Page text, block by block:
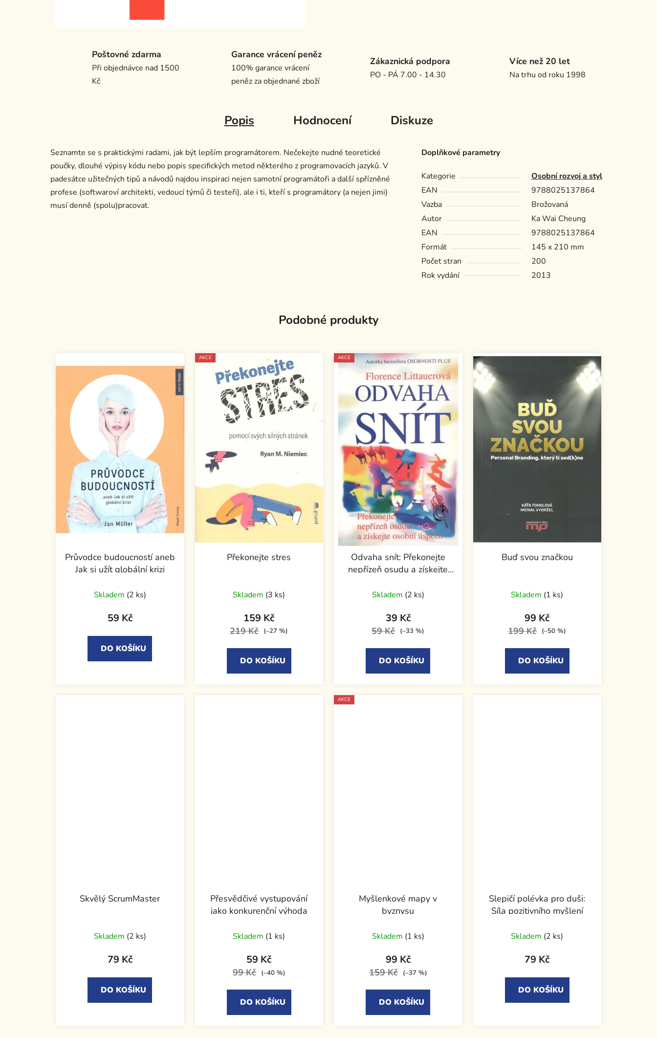
Poštovné zdarma
Při objednávce nad 1500
Kč
Garance vrácení peněz
100% garance vrácení
peněz za objednané zboží
Zákaznická podpora
PO - PÁ 7.00 - 14.30
Více než 20 let
Na trhu od roku 1998
Popis Hodnocení Diskuze
Seznamte se s praktickými radami, jak být lepším programátorem. Nečekejte nudné teoretické
poučky, dlouhé výpisy kódu nebo popis specifických metod některého z programovacích jazyků. V
padesátce užitečných tipů a návodů najdou inspiraci nejen samotní programátoři a další spřízněné
profese (softwaroví architekti, vedoucí týmů či testeři), ale i ti, kteří s programátory (a nejen jimi)
musí denně (spolu)pracovat.
Doplňkové parametry
Kategorie
Osobní rozvoj a styl
EAN
9788025137864
Vazba
Brožovaná
Autor
Ka Wai Cheung
EAN
9788025137864
Formát
145 x 210 mm
Počet stran
200
Rok vydání
2013
Podobné produkty
Průvodce budoucností aneb
Jak si užít globální krizi
Skladem (2 ks)
59 Kč
DO KOŠÍKU
AKCE
Překonejte stres
Skladem (3 ks)
159 Kč
219 Kč (–27 %)
DO KOŠÍKU
AKCE
Odvaha snít: Překonejte
nepřízeň osudu a získejte
Skladem (2 ks)
39 Kč
59 Kč (–33 %)
DO KOŠÍKU
Buď svou značkou
Skladem (1 ks)
99 Kč
199 Kč (–50 %)
DO KOŠÍKU
Skvělý ScrumMaster
Skladem (2 ks)
79 Kč
DO KOŠÍKU
Přesvědčivé vystupování
jako konkurenční výhoda
Skladem (1 ks)
59 Kč
99 Kč (–40 %)
DO KOŠÍKU
AKCE
Myšlenkové mapy v
byznysu
Skladem (1 ks)
99 Kč
159 Kč (–37 %)
DO KOŠÍKU
Slepičí polévka pro duši:
Síla pozitivního myšlení
Skladem (2 ks)
79 Kč
DO KOŠÍKU